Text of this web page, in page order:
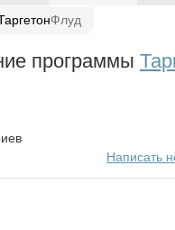
Флуд
программы
Написать